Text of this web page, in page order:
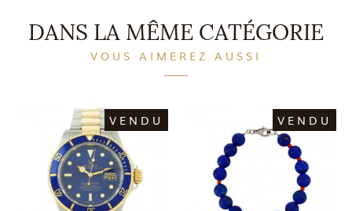
DANS LA MÊME CATÉGORIE
VOUS AIMEREZ AUSSI
VENDU VENDU